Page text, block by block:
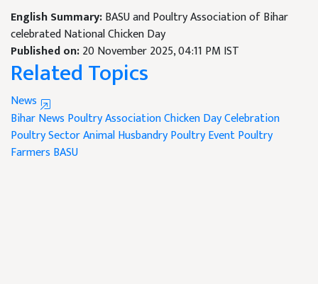
English Summary:BASU and Poultry Association of Bihar
celebrated National Chicken Day
Published on:20 November 2025, 04:11 PM IST
Related Topics
News
Bihar News Poultry AssociationChicken Day Celebration
Poultry Sector Animal HusbandryPoultry EventPoultry
Farmers BASU